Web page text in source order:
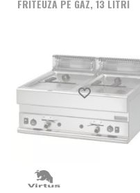
FRITEUZA PE GAZ, 13 LITRI
Produs favorit